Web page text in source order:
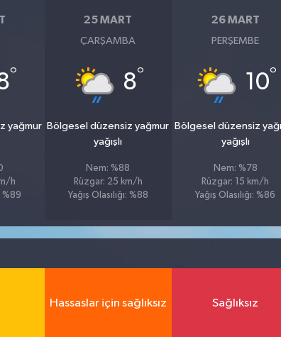
°
yağmur
h
%89
25 MART
ÇARŞAMBA
8°
Bölgesel düzensiz yağmur
yağışlı
Nem: %88
Rüzgar: 25 km/h
Yağış Olasılığı: %88
26 MART
PERŞEMBE
10°
Bölgesel düzensiz
yağışlı
Nem: %78
Rüzgar: 15 km/h
Yağış Olasılığı: %86
Hassaslar için sağlıksız Sağlıksız